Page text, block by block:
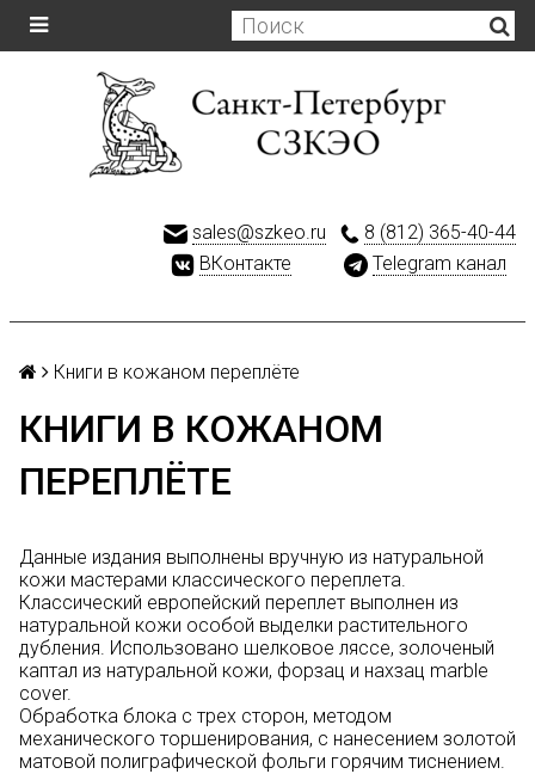
sales@szkeo.ru
8 (812) 365-40-44
ВКонтакте
Telegram канал
Книги в кожаном переплёте
КНИГИ В КОЖАНОМ
ПЕРЕПЛЁТЕ
Данные издания выполнены вручную из натуральной
кожи мастерами классического переплета.
Классический европейский переплет выполнен из
натуральной кожи особой выделки растительного
дубления. Использовано шелковое ляссе, золоченый
каптал из натуральной кожи, форзац и нахзац marble
cover.
Обработка блока с трех сторон, методом
механического торшенирования, с нанесением золотой
матовой полиграфической фольги горячим тиснением.